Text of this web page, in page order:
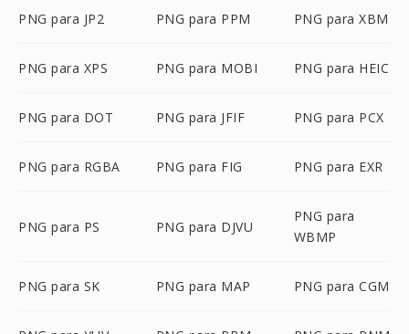
PNG para JP2 PNG para PPM PNG para XBM
PNG para XPS PNG para MOBI PNG para HEIC
PNG para DOT PNG para JFIF PNG para PCX
PNG para RGBA PNG para FIG PNG para EXR
PNG para PS PNG para DJVU
PNG para
WBMP
PNG para SK PNG para MAP PNG para CGM